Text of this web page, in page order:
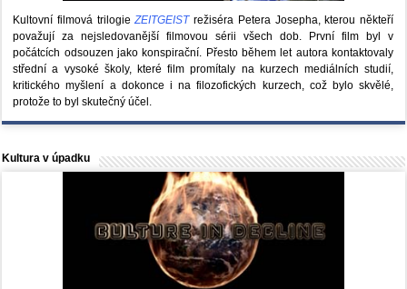
Kultovní filmová trilogieZEITGEISTrežiséra Petera Josepha, kterou někteří
považují za nejsledovanější filmovou sérii všech dob. První film byl v
počátcích odsouzen jako konspirační. Přesto během let autora kontaktovaly
střední a vysoké školy, které film promítaly na kurzech mediálních studií,
kritického myšlení a dokonce i na filozofických kurzech, což bylo skvělé,
protože to byl skutečný účel.
Kultura v úpadku